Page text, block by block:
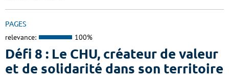
PAGES
relevance: 100%
Défi 8 : Le CHU, créateur de valeur
et de solidarité dans son territoire